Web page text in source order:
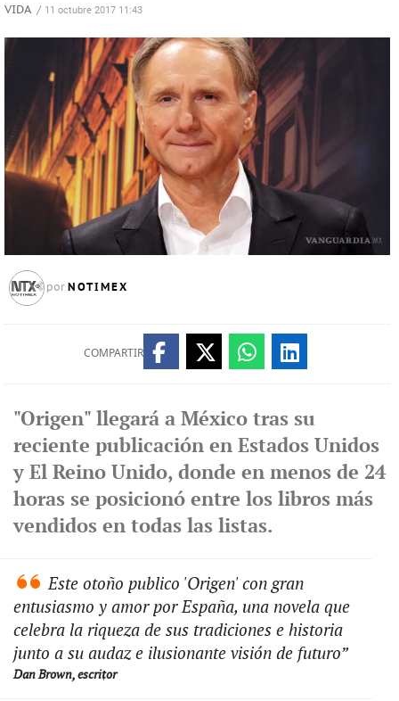
VIDA / 11 octubre 2017 11:43
por NOTIMEX
COMPARTIR
"Origen" llegará a México tras su
reciente publicación en Estados Unidos
y El Reino Unido, donde en menos de 24
horas se posicionó entre los libros más
vendidos en todas las listas.
Este otoño publico 'Origen' con gran
entusiasmo y amor por España, una novela que
celebra la riqueza de sus tradiciones e historia
junto a su audaz e ilusionante visión de futuro”
Dan Brown, escritor